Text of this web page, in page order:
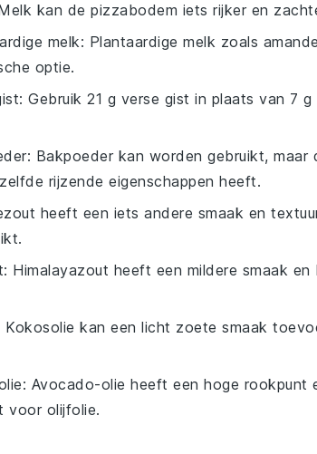
kan de pizzabodem iets rijker en
melk: Plantaardige melk zoals
optie.
: Gebruik 21 g verse gist in plaats van 7
: Bakpoeder kan worden gebruikt, maar
rijzende eigenschappen heeft.
heeft een iets andere smaak en
: Himalayazout heeft een mildere smaak en
Kokosolie kan een licht zoete smaak
: Avocado-olie heeft een hoge rookpunt
voor olijfolie.